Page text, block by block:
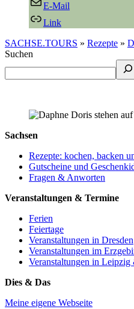
E-Mail
Link
SACHSE.TOURS » Rezepte »
Suchen
Sachsen
Rezepte: kochen, backen
Gutscheine und
Fragen & Anworten
Veranstaltungen & Termine
Ferien
Feiertage
Veranstaltungen in Dresden
Veranstaltungen im
Veranstaltungen in Leipzig
Dies & Das
Meine eigene Webseite